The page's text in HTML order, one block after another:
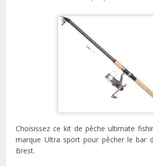
Choisissez ce kit de pêche ultimate
marque Ultra sport pour pêcher le bar
Brest.